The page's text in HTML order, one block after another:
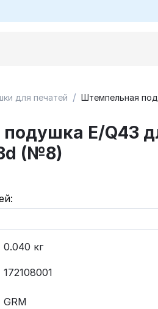
для печатей / Штемпельная
E/Q43
(№8)
0.040 кг
172108001
GRM